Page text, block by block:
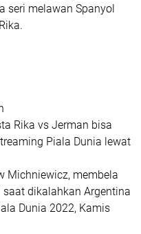
seri melawan Spanyol
Rika vs Jerman bisa
Piala Dunia lewat
Michniewicz, membela
dikalahkan Argentina
Dunia 2022, Kamis